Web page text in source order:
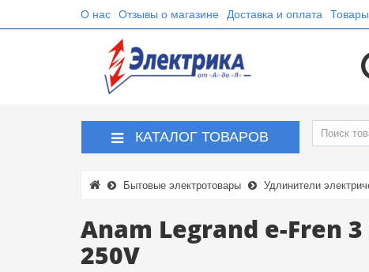
О нас Отзывы о магазине Доставка и оплата
КАТАЛОГ ТОВАРОВ
Бытовые электротовары Удлинители
Anam Legrand e-Fren
250V